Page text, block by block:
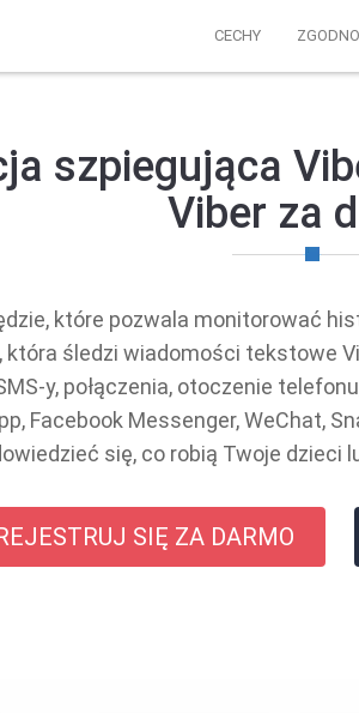
CECHY
szpiegująca
Viber za
które pozwala monitorować
, która śledzi wiadomości tekstowe
y, połączenia, otoczenie
Facebook Messenger, WeChat,
się, co robią Twoje dzieci
SIĘ ZA DARMO